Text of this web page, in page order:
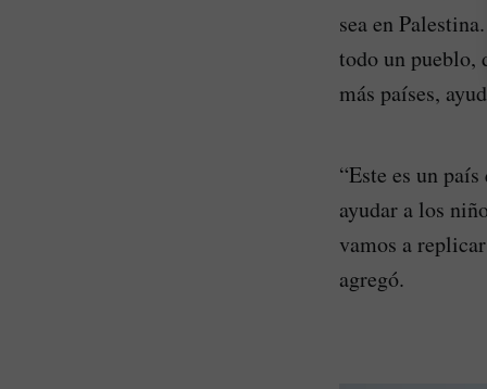
sea en
todo un pueblo,
más países,
“Este es un
ayudar a los
vamos a
agregó.